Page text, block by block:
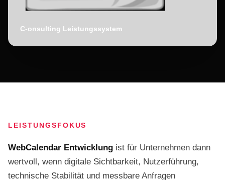
C-onsulting Leistungssystem
LEISTUNGSFOKUS
WebCalendar Entwicklung ist für Unternehmen dann
wertvoll, wenn digitale Sichtbarkeit, Nutzerführung,
technische Stabilität und messbare Anfragen